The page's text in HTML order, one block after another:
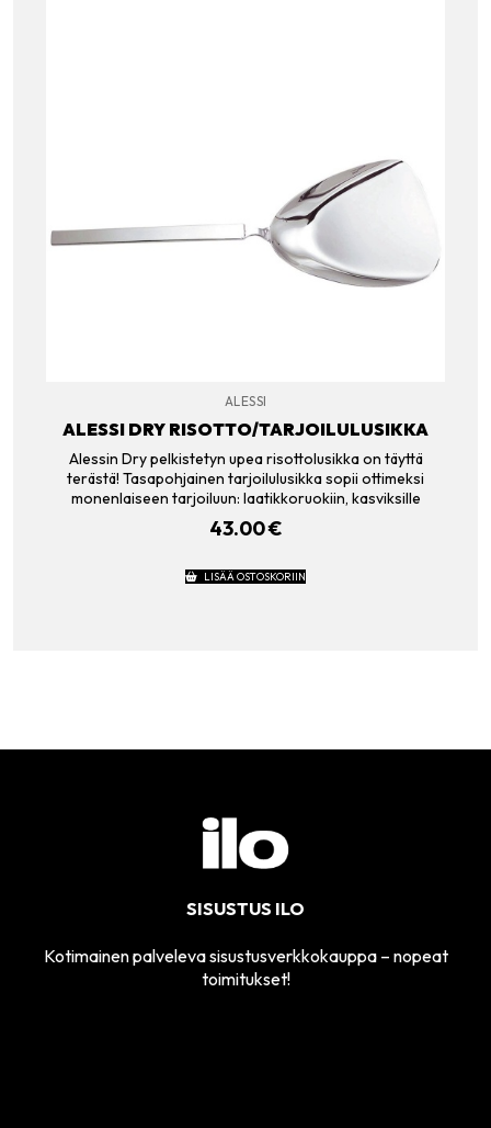
ALESSI
ALESSI DRY RISOTTO/TARJOILULUSIKKA
Alessin Dry pelkistetyn upea risottolusikka on täyttä
terästä! Tasapohjainen tarjoilulusikka sopii ottimeksi
monenlaiseen tarjoiluun: laatikkoruokiin, kasviksille
43.00€
LISÄÄ OSTOSKORIIN
SISUSTUS ILO
Kotimainen palveleva sisustusverkkokauppa – nopeat
toimitukset!